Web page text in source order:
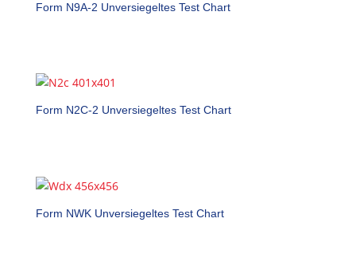
Form N9A-2 Unversiegeltes Test Chart
Form N2C-2 Unversiegeltes Test Chart
Form NWK Unversiegeltes Test Chart